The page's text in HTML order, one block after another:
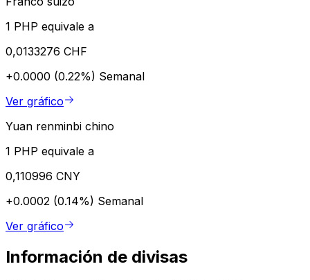
1 PHP equivale a
0,0133276 CHF
+0.0000 (0.22%) Semanal
Ver gráfico
Yuan renminbi chino
1 PHP equivale a
0,110996 CNY
+0.0002 (0.14%) Semanal
Ver gráfico
Información de divisas